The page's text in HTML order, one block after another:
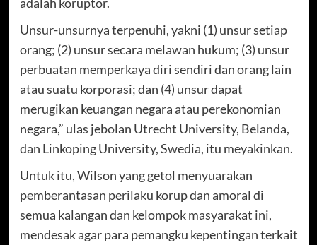
Unsur-unsurnya terpenuhi, yakni (1) unsur setiap
orang; (2) unsur secara melawan hukum; (3) unsur
perbuatan memperkaya diri sendiri dan orang lain
atau suatu korporasi; dan (4) unsur dapat
merugikan keuangan negara atau perekonomian
negara,” ulas jebolan Utrecht University, Belanda,
dan Linkoping University, Swedia, itu meyakinkan.
Untuk itu, Wilson yang getol menyuarakan
pemberantasan perilaku korup dan amoral di
semua kalangan dan kelompok masyarakat ini,
mendesak agar para pemangku kepentingan terkait